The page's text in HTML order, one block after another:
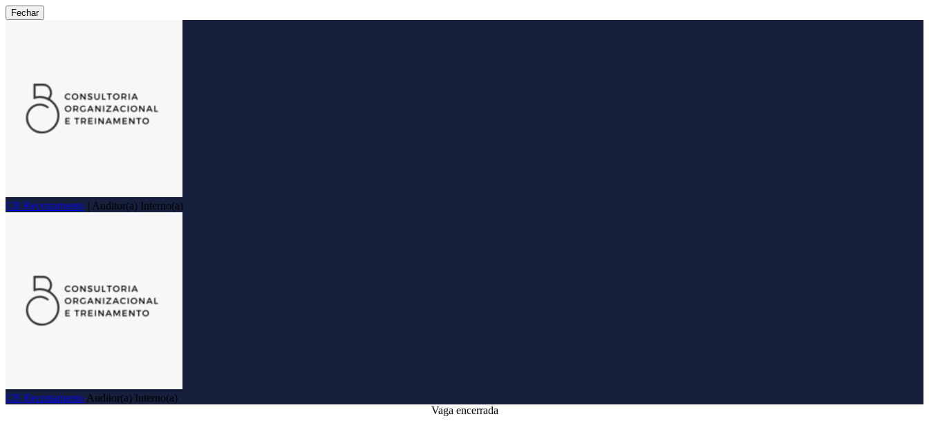
Fechar
CB Recrutamento | Auditor(a) Interno(a)
CB Recrutamento Auditor(a) Interno(a)
Vaga encerrada